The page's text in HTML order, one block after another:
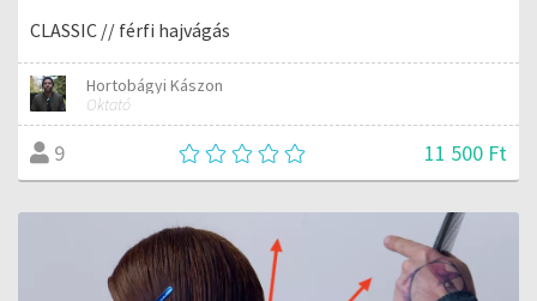
CLASSIC // férfi hajvágás
Hortobágyi Kászon
Oktató
9 11 500 Ft